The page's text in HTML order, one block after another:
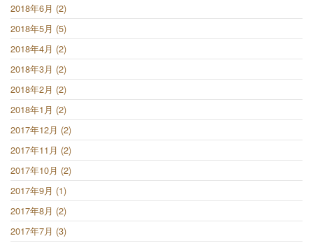
2018年6月 (2)
2018年5月 (5)
2018年4月 (2)
2018年3月 (2)
2018年2月 (2)
2018年1月 (2)
2017年12月 (2)
2017年11月 (2)
2017年10月 (2)
2017年9月 (1)
2017年8月 (2)
2017年7月 (3)